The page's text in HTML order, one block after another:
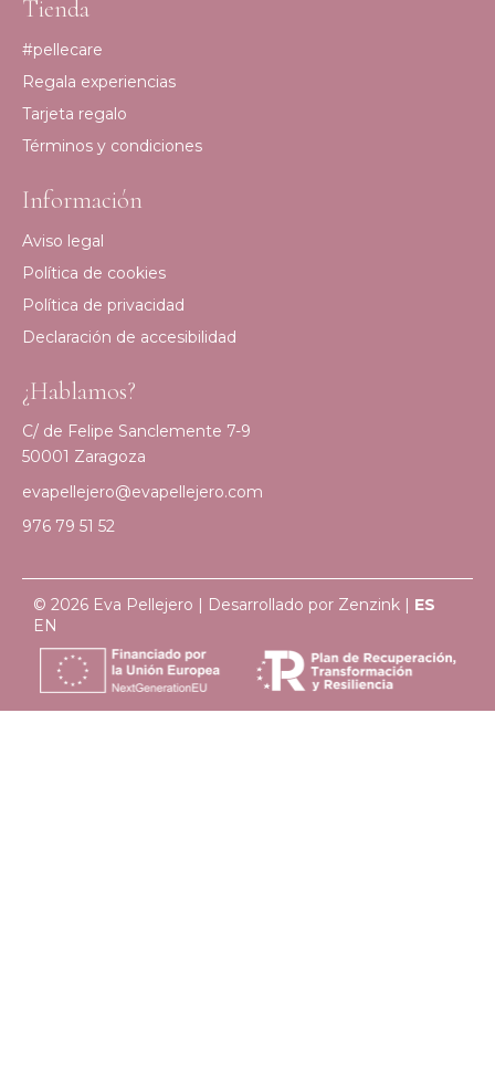
Tienda
#pellecare
Regala experiencias
Tarjeta regalo
Términos y condiciones
Información
Aviso legal
Política de cookies
Política de privacidad
Declaración de accesibilidad
¿Hablamos?
C/ de Felipe Sanclemente 7-9
50001 Zaragoza
evapellejero@evapellejero.com
976 79 51 52
© 2026 Eva Pellejero | Desarrollado por Zenzink | ES
EN